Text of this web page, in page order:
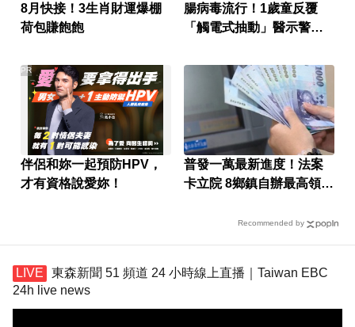
8月快接！3生肖財運爆棚
荷包賺飽飽
腸病毒流行！1歲童反覆
「觸電式抽動」醫示警：
伴侶和妳一起預防HPV，
才有資格說愛妳！
PR
普發一萬最新進度！法案
卡立院 8鄉鎮自辦最高領1
Recommended by
東森新聞 51 頻道 24 小時線上直播｜Taiwan EBC
24h live news